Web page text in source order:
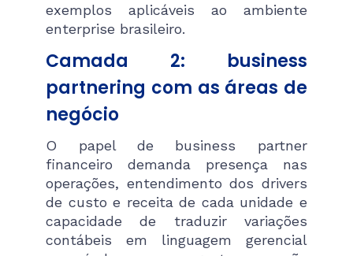
exemplos aplicáveis ao ambiente
enterprise brasileiro.
Camada 2: business
partnering com as áreas de
negócio
O papel de business partner
financeiro demanda presença nas
operações, entendimento dos drivers
de custo e receita de cada unidade e
capacidade de traduzir variações
contábeis em linguagem gerencial